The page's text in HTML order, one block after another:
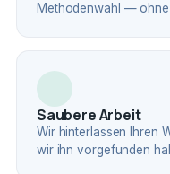
Methodenwahl — ohne
Saubere Arbeit
Wir hinterlassen Ihren
wir ihn vorgefunden